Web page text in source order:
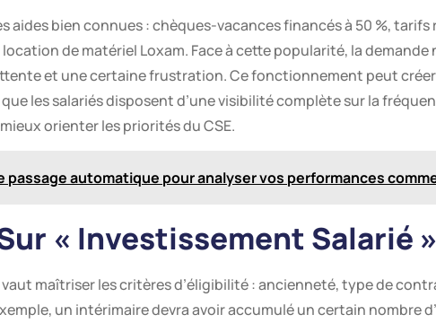
aides bien connues : chèques-vacances financés à 50 %,
de matériel Loxam. Face à cette popularité, la demande
et une certaine frustration. Ce fonctionnement peut
les salariés disposent d’une visibilité complète sur la
orienter les priorités du CSE.
passage automatique pour analyser vos performances
« Investissement Salarié »
maîtriser les critères d’éligibilité : ancienneté, type de
un intérimaire devra avoir accumulé un certain nombre